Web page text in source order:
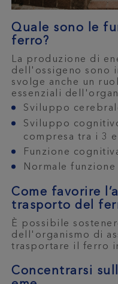
Quale sono le
ferro?
La produzione di
dell'ossigeno sono
svolge anche un
essenziali
Sviluppo
Sviluppo
compresa tra i 3
Funzione
Normale
Come favorire
trasporto del
È possibile
dell'organismo di
trasportare il ferro
Concentrarsi